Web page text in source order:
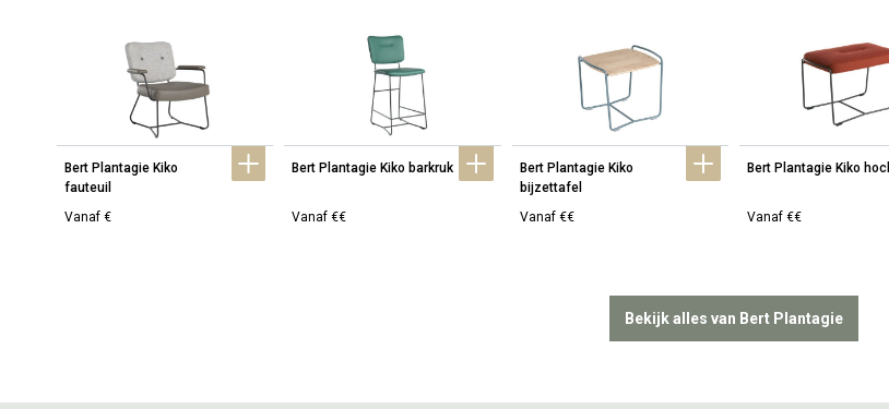
Bert Plantagie Kiko
fauteuil
Vanaf €
Bert Plantagie Kiko barkruk
Vanaf €€
Bert Plantagie Kiko
bijzettafel
Vanaf €€
Bert Plantagie Kiko
Vanaf €€
Bekijk alles van Bert Plantagie